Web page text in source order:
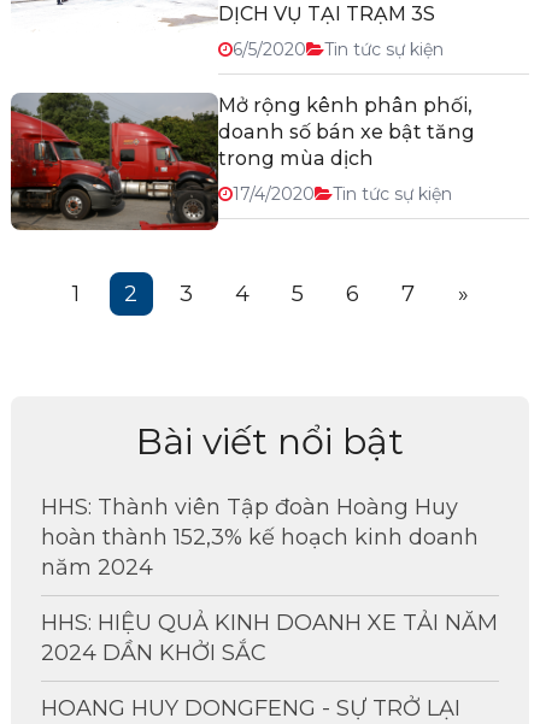
DỊCH VỤ TẠI TRẠM 3S
6/5/2020 Tin tức sự kiện
Mở rộng kênh phân phối,
doanh số bán xe bật tăng
trong mùa dịch
17/4/2020 Tin tức sự kiện
1 2 3 4 5 6 7 »
Bài viết nổi bật
HHS: Thành viên Tập đoàn Hoàng Huy
hoàn thành 152,3% kế hoạch kinh doanh
năm 2024
HHS: HIỆU QUẢ KINH DOANH XE TẢI NĂM
2024 DẦN KHỞI SẮC
HOANG HUY DONGFENG - SỰ TRỞ LẠI